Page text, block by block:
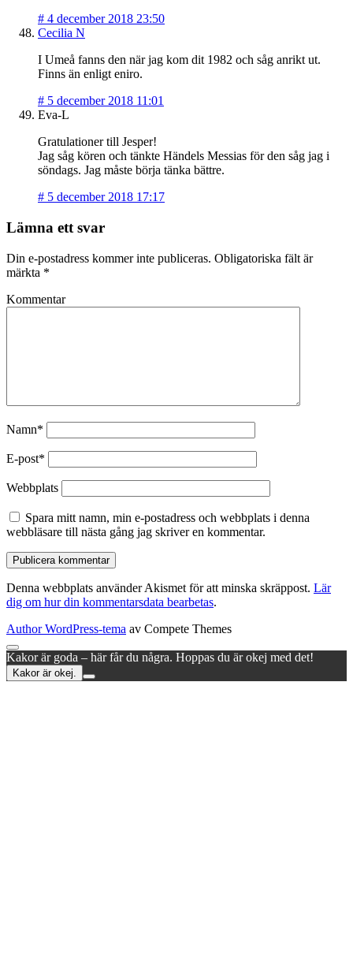
# 4 december 2018 23:50
Cecilia N
I Umeå fanns den när jag kom dit 1982 och såg anrikt ut.
Finns än enligt eniro.
# 5 december 2018 11:01
Eva-L
Gratulationer till Jesper!
Jag såg kören och tänkte Händels Messias för den såg jag i
söndags. Jag måste börja tänka bättre.
# 5 december 2018 17:17
Lämna ett svar
Din e-postadress kommer inte publiceras. Obligatoriska fält är
märkta *
Kommentar
Namn*
E-post*
Webbplats
Spara mitt namn, min e-postadress och webbplats i denna
webbläsare till nästa gång jag skriver en kommentar.
Denna webbplats använder Akismet för att minska skräppost. Lär
dig om hur din kommentarsdata bearbetas.
Author WordPress-tema av Compete Themes
Rulla
till
toppen
Kakor är goda – här får du några. Hoppas du är okej med det!
Kakor är okej.